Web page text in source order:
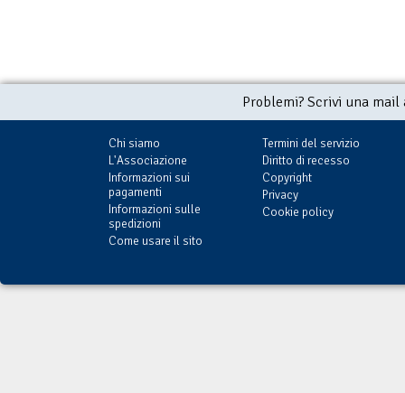
Problemi? Scrivi una
Chi siamo
L'Associazione
Informazioni sui
pagamenti
Informazioni sulle
spedizioni
Come usare il sito
Termini del servizio
Diritto di recesso
Copyright
Privacy
Cookie policy